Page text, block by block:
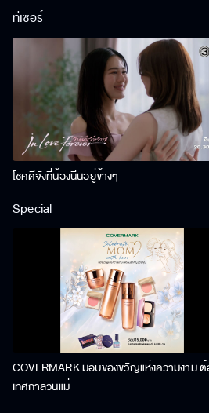
ทีเซอร์
โชคดีจังที่น้องนีนอยู่ข้างๆ
Special
COVERMARK มอบของขวัญแห่งความงาม
เทศกาลวันแม่